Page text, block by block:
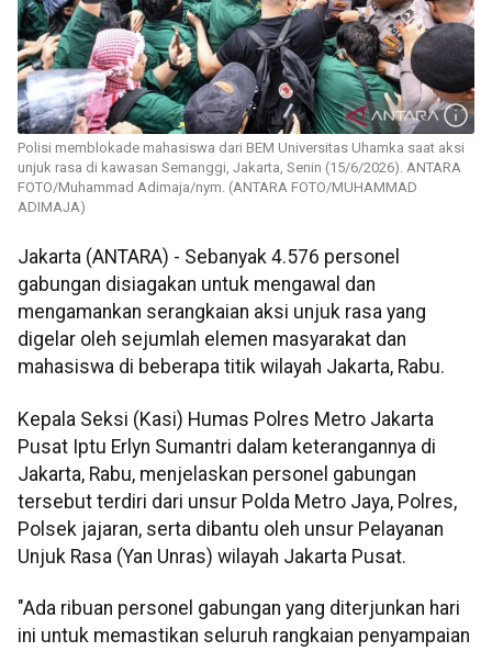
Polisi memblokade mahasiswa dari BEM Universitas Uhamka saat aksi
unjuk rasa di kawasan Semanggi, Jakarta, Senin (15/6/2026). ANTARA
FOTO/Muhammad Adimaja/nym. (ANTARA FOTO/MUHAMMAD
ADIMAJA)
Jakarta (ANTARA) - Sebanyak 4.576 personel
gabungan disiagakan untuk mengawal dan
mengamankan serangkaian aksi unjuk rasa yang
digelar oleh sejumlah elemen masyarakat dan
mahasiswa di beberapa titik wilayah Jakarta, Rabu.
Kepala Seksi (Kasi) Humas Polres Metro Jakarta
Pusat Iptu Erlyn Sumantri dalam keterangannya di
Jakarta, Rabu, menjelaskan personel gabungan
tersebut terdiri dari unsur Polda Metro Jaya, Polres,
Polsek jajaran, serta dibantu oleh unsur Pelayanan
Unjuk Rasa (Yan Unras) wilayah Jakarta Pusat.
"Ada ribuan personel gabungan yang diterjunkan hari
ini untuk memastikan seluruh rangkaian penyampaian